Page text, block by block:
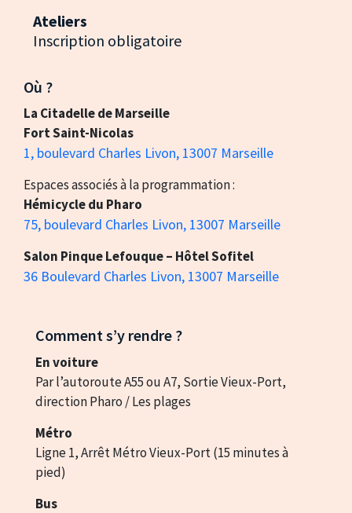
Ateliers
Inscription obligatoire
Où ?
La Citadelle de Marseille
Fort Saint-Nicolas
1, boulevard Charles Livon, 13007 Marseille
Espaces associés à la programmation :
Hémicycle du Pharo
75, boulevard Charles Livon, 13007 Marseille
Salon Pinque Lefouque – Hôtel Sofitel
36 Boulevard Charles Livon, 13007 Marseille
Comment s’y rendre ?
En voiture
Par l’autoroute A55 ou A7, Sortie Vieux-Port,
direction Pharo / Les plages
Métro
Ligne 1, Arrêt Métro Vieux-Port (15 minutes à
pied)
Bus